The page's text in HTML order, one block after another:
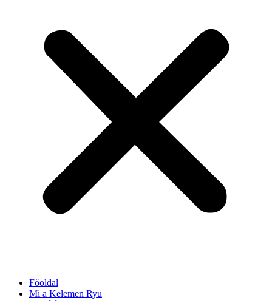
Főoldal
Mi a Kelemen Ryu